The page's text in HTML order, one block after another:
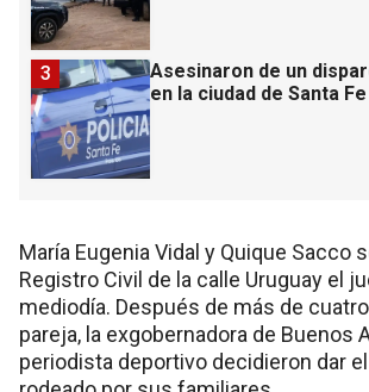
Asesinaron de un
en la ciudad de Santa Fe
3
María Eugenia Vidal y Quique Sacco
Registro Civil de la calle Uruguay el
mediodía. Después de más de
pareja, la exgobernadora de Buenos
periodista deportivo decidieron dar